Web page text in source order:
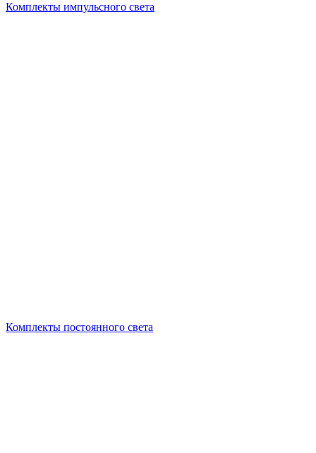
Комплекты импульсного света
Комплекты постоянного света